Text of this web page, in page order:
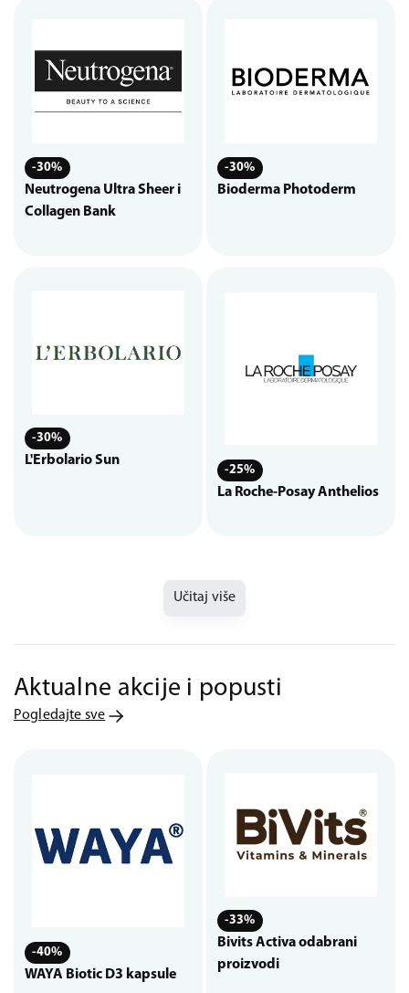
-30%
Neutrogena Ultra Sheer i
Collagen Bank
-30%
Bioderma Photoderm
-30%
L'Erbolario Sun
-25%
La Roche-Posay Anthelios
Učitaj više
Aktualne akcije i popusti
Pogledajte sve
-40%
WAYA Biotic D3 kapsule
-33%
Bivits Activa odabrani
proizvodi